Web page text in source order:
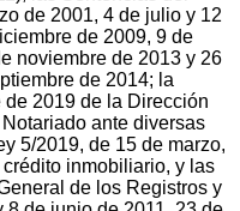
de 2001, 4 de julio y 12
de 2009, 9 de
noviembre de 2013 y 26
de 2014; la
de 2019 de la Dirección
ante diversas
5/2019, de 15 de marzo,
inmobiliario, y las
de los Registros y